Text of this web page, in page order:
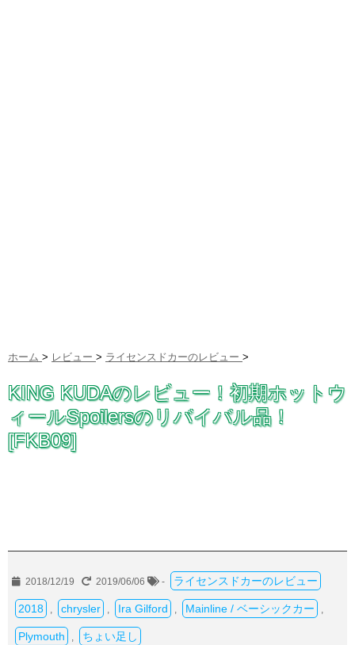
ホーム > レビュー > ライセンスドカーのレビュー >
KING KUDAのレビュー！初期ホットウ
ィールSpoilersのリバイバル品！
[FKB09]
2018/12/19 2019/06/06 - ライセンスドカーのレビュー
2018 chrysler Ira Gilford Mainline / ベーシックカー
Plymouth ちょい足し